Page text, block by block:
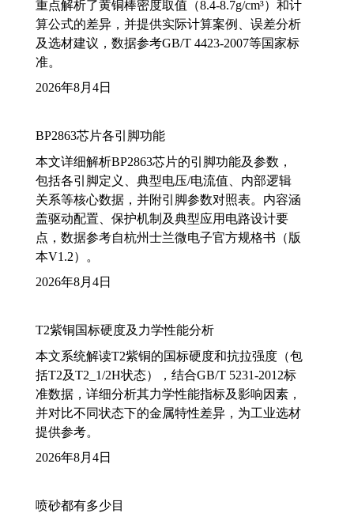
重点解析了黄铜棒密度取值（8.4-8.7g/cm³）和计
算公式的差异，并提供实际计算案例、误差分析
及选材建议，数据参考GB/T 4423-2007等国家标
准。
2026年8月4日
BP2863芯片各引脚功能
本文详细解析BP2863芯片的引脚功能及参数，
包括各引脚定义、典型电压/电流值、内部逻辑
关系等核心数据，并附引脚参数对照表。内容涵
盖驱动配置、保护机制及典型应用电路设计要
点，数据参考自杭州士兰微电子官方规格书（版
本V1.2）。
2026年8月4日
T2紫铜国标硬度及力学性能分析
本文系统解读T2紫铜的国标硬度和抗拉强度（包
括T2及T2_1/2H状态），结合GB/T 5231-2012标
准数据，详细分析其力学性能指标及影响因素，
并对比不同状态下的金属特性差异，为工业选材
提供参考。
2026年8月4日
喷砂都有多少目